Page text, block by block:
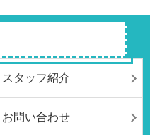
スタッフ紹介
お問い合わせ